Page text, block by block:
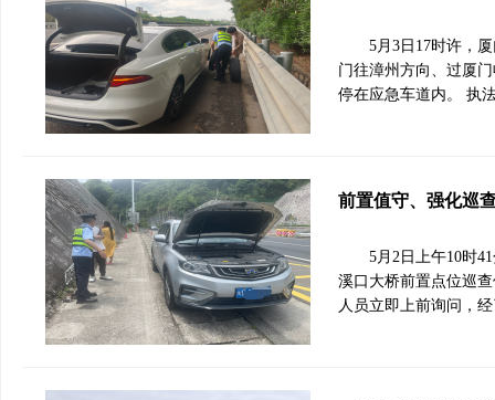
5月3日17时许，
门往漳州方向、过厦
停在应急车道内。 执
前置值守、强化巡
5月2日上午10时
溪口大桥前置点位巡
人员立即上前询问，